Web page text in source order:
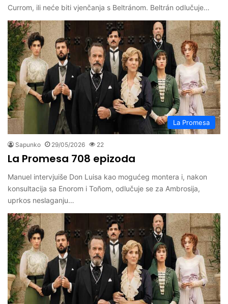
Currom, ili neće biti vjenčanja s Beltránom. Beltrán odlučuje…
La Promesa
Sapunko 29/05/2026 22
La Promesa 708 epizoda
Manuel intervjuiše Don Luisa kao mogućeg montera i, nakon
konsultacija sa Enorom i Toñom, odlučuje se za Ambrosija,
uprkos neslaganju…